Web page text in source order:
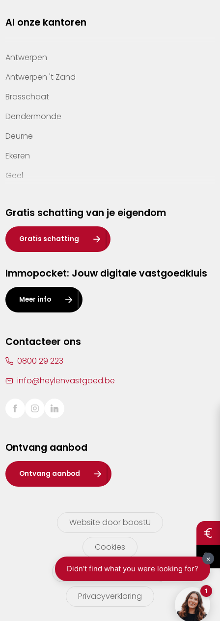
Property management
Kennis van wonen
Kantoren
Veelgestelde vragen
Werken bij Heylen Vastgoed
Contact
Al onze kantoren
Antwerpen
Antwerpen 't Zand
Brasschaat
Dendermonde
Deurne
Ekeren
Geel
Hasselt
Heist-op-den-Berg
Herentals
Kalmthout
Leuven
Lier
Sint-Truiden
Waasland
Wuustwezel
Zoersel
Gratis schatting van je eigendom
Gratis schatting
Immopocket: Jouw digitale vastgoedkluis
Meer info
Contacteer ons
0800 29 223
info@heylenvastgoed.be
Ontvang aanbod
Ontvang aanbod
Website door boostU
Cookies
gebruikersvoorwaarden
Privacyverklaring